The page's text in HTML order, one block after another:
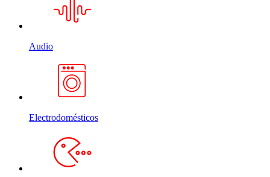
Audio
Electrodomésticos